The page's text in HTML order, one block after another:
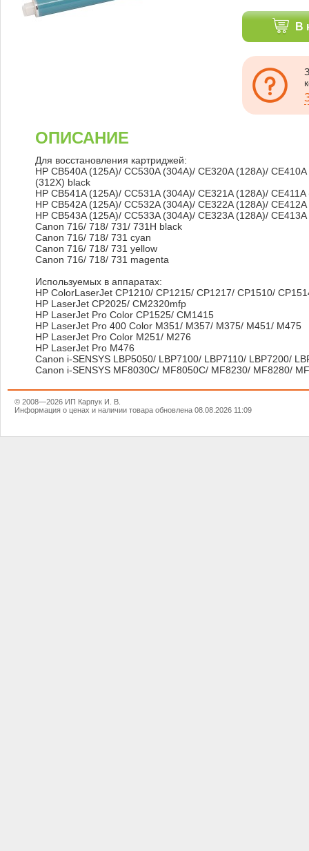
В
ОПИСАНИЕ
Для восстановления картриджей:
HP CB540A (125A)/ CC530A (304A)/ CE320A (128A)/
(312X) black
HP CB541A (125A)/ CC531A (304A)/ CE321A (128A)/
HP CB542A (125A)/ CC532A (304A)/ CE322A (128A)/
HP CB543A (125A)/ CC533A (304A)/ CE323A (128A)/
Canon 716/ 718/ 731/ 731H black
Canon 716/ 718/ 731 cyan
Canon 716/ 718/ 731 yellow
Canon 716/ 718/ 731 magenta
Используемых в аппаратах:
HP ColorLaserJet CP1210/ CP1215/ CP1217/ CP1510/
HP LaserJet CP2025/ CM2320mfp
HP LaserJet Pro Color CP1525/ CM1415
HP LaserJet Pro 400 Color M351/ M357/ M375/ M451/ M475
HP LaserJet Pro Color M251/ M276
HP LaserJet Pro M476
Canon i-SENSYS LBP5050/ LBP7100/ LBP7110/ LBP7200/
Canon i-SENSYS MF8030C/ MF8050C/ MF8230/ MF8280/
© 2008—2026 ИП Карпук И. В.
Информация о ценах и наличии товара обновлена 08.08.2026 11:09